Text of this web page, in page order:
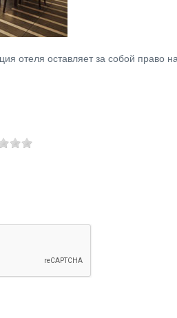
отеля оставляет за собой право